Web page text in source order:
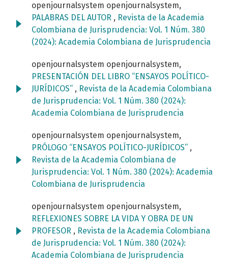
openjournalsystem openjournalsystem,
PALABRAS DEL AUTOR , Revista de la Academia
Colombiana de Jurisprudencia: Vol. 1 Núm. 380
(2024): Academia Colombiana de Jurisprudencia
openjournalsystem openjournalsystem,
PRESENTACIÓN DEL LIBRO “ENSAYOS POLÍTICO-
JURÍDICOS” , Revista de la Academia Colombiana
de Jurisprudencia: Vol. 1 Núm. 380 (2024):
Academia Colombiana de Jurisprudencia
openjournalsystem openjournalsystem,
PRÓLOGO “ENSAYOS POLÍTICO-JURÍDICOS” ,
Revista de la Academia Colombiana de
Jurisprudencia: Vol. 1 Núm. 380 (2024): Academia
Colombiana de Jurisprudencia
openjournalsystem openjournalsystem,
REFLEXIONES SOBRE LA VIDA Y OBRA DE UN
PROFESOR , Revista de la Academia Colombiana
de Jurisprudencia: Vol. 1 Núm. 380 (2024):
Academia Colombiana de Jurisprudencia